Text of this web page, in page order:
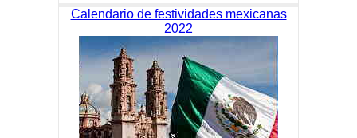
Calendario de festividades mexicanas
2022